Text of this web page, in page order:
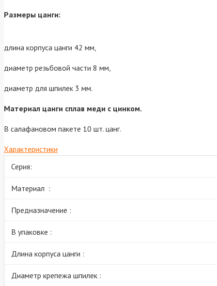
Размеры цанги:
длина корпуса цанги 42 мм,
диаметр резьбовой части 8 мм,
диаметр для шпилек 3 мм.
Материал цанги сплав меди с цинком.
В салафановом пакете 10 шт. цанг.
Характеристики
Серия:
Материал :
Предназначение :
В упаковке :
Длина корпуса цанги :
Диаметр крепежа шпилек :